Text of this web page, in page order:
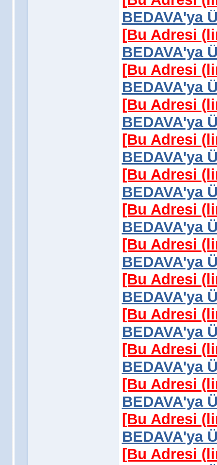
BEDAVA'ya
[Bu Adresi
BEDAVA'ya
[Bu Adresi
BEDAVA'ya
[Bu Adresi
BEDAVA'ya
[Bu Adresi
BEDAVA'ya
[Bu Adresi
BEDAVA'ya
[Bu Adresi
BEDAVA'ya
[Bu Adresi
BEDAVA'ya
[Bu Adresi
BEDAVA'ya
[Bu Adresi
BEDAVA'ya
[Bu Adresi
BEDAVA'ya
[Bu Adresi
BEDAVA'ya
[Bu Adresi
BEDAVA'ya
[Bu Adresi